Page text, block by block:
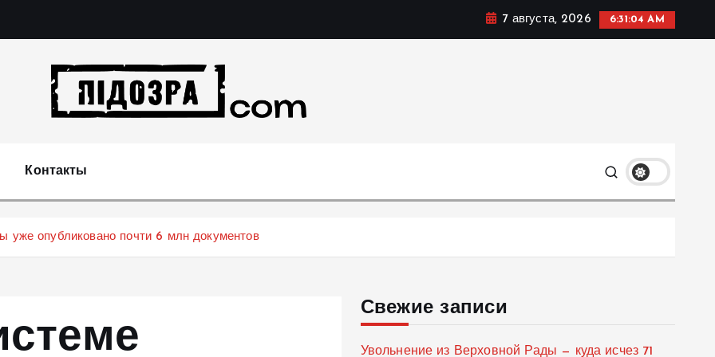
7 августа, 2026 6:31:05 AM
Контакты
уже опубликовано почти 6 млн документов
Свежие записи
Увольнение из Верховной Рады — куда исчез 71